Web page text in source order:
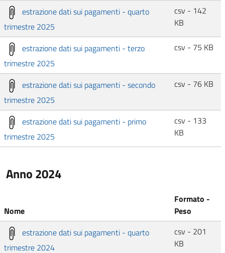
estrazione dati sui pagamenti - quarto
trimestre 2025
csv - 142
KB
estrazione dati sui pagamenti - terzo
trimestre 2025
csv - 75 KB
estrazione dati sui pagamenti - secondo
trimestre 2025
csv - 76 KB
estrazione dati sui pagamenti - primo
trimestre 2025
csv - 133
KB
Anno 2024
Nome
Formato -
Peso
estrazione dati sui pagamenti - quarto
trimestre 2024
csv - 201
KB